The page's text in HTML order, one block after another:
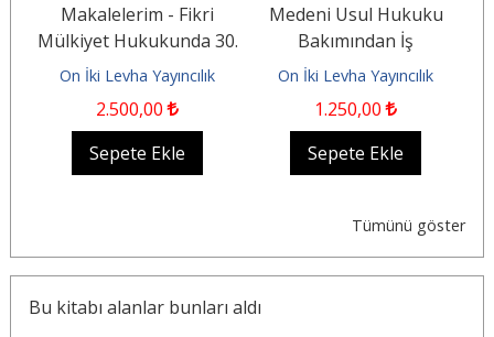
Makalelerim - Fikri
Mülkiyet Hukukunda 30.
Yıl Durağı (1996-2026)
On İki Levha Yayıncılık
2.500,00
Sepete Ekle
Medeni Usul Hukuku
Bakımından İş
Mahkemeleri ve İş
Mahkemelerinde...
On İki Levha Yayıncılık
1.250,00
Sepete Ekle
Tümünü göster
Bu kitabı alanlar bunları aldı